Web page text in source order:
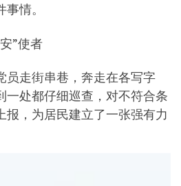
情。
”使者
员走街串巷，奔走在各写字
一处都仔细巡查，对不符合条
报，为居民建立了一张强有力